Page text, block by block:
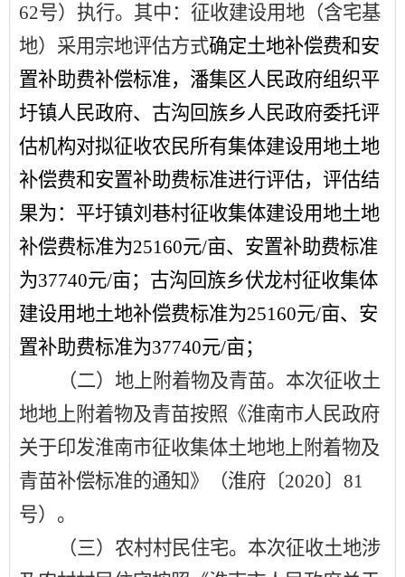
62号）执行。其中：征收建设用地（含宅基
地）采用宗地评估方式确定土地补偿费和安
置补助费补偿标准，潘集区人民政府组织平
圩镇人民政府、古沟回族乡人民政府委托评
估机构对拟征收农民所有集体建设用地土地
补偿费和安置补助费标准进行评估，评估结
果为：平圩镇刘巷村征收集体建设用地土地
补偿费标准为25160元/亩、安置补助费标准
为37740元/亩；古沟回族乡伏龙村征收集体
建设用地土地补偿费标准为25160元/亩、安
置补助费标准为37740元/亩；
（二）地上附着物及青苗。 本次征收土
地地上附着物及青苗按照《淮南市人民政府
关于印发淮南市征收集体土地地上 附着物及
青苗补偿标准的通知》（淮府〔2020〕 81
号）。
（三）农村村民住宅。 本次征收土地涉